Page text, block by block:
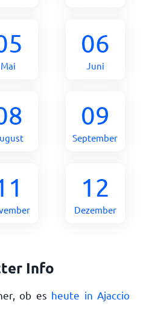
Mai
06
Juni
09
September
12
Dezember
Info
ob es heute in Ajaccio